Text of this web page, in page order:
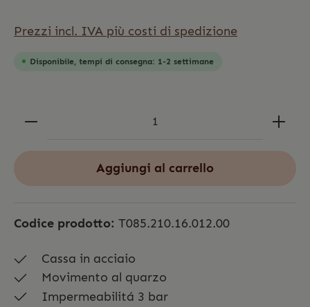
Prezzi incl. IVA più costi di spedizione
Disponibile, tempi di consegna: 1-2 settimane
Aggiungi al carrello
Codice prodotto: T085.210.16.012.00
Cassa in acciaio
Movimento al quarzo
Impermeabilitá 3 bar